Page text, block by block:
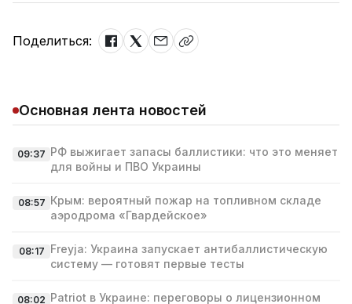
Поделиться:
Основная лента новостей
09:37 РФ выжигает запасы баллистики: что это меняет
для войны и ПВО Украины
08:57 Крым: вероятный пожар на топливном складе
аэродрома «Гвардейское»
08:17 Freyja: Украина запускает антибаллистическую
систему — готовят первые тесты
08:02 Patriot в Украине: переговоры о лицензионном